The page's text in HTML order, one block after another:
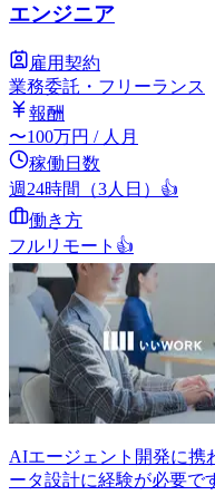
エンジニア
雇用契約
業務委託・フリーランス
報酬
〜100万円 / 人月
稼働日数
週24時間（3人日） 👍
働き方
フルリモート 👍
AIエージェント開発に携
ータ設計に経験が必要で